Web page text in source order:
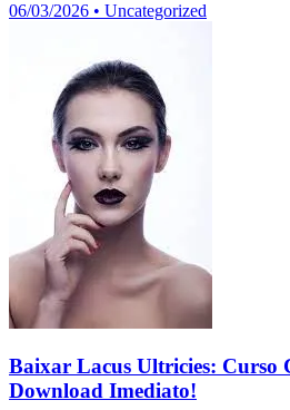
06/03/2026 • Uncategorized
Baixar Lacus Ultricies: Curso
Download Imediato!